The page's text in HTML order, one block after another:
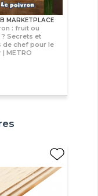
MARKETPLACE
: fruit ou
Secrets et
de chef pour le
METRO